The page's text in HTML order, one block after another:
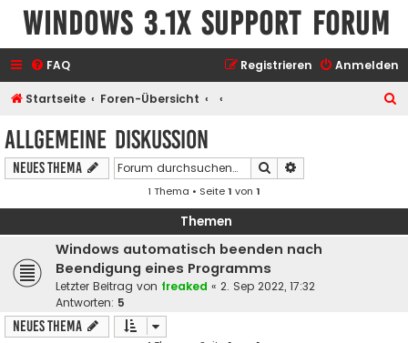
Windows 3.1x Support Forum
FAQ Anmelden
Registrieren
Startseite Foren-Übersicht
Allgemeine Diskussion
Neues Thema Suche
1 Thema • Seite1 von 1
Themen
Windows automatisch beenden nach
Beendigung eines Programms
Letzter Beitrag von freaked « 2. Sep 2022, 17:32
Antworten: 5
Neues Thema